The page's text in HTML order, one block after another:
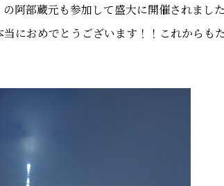
阿部蔵元も参加して盛大に開催されまし
におめでとうございます！！これからも